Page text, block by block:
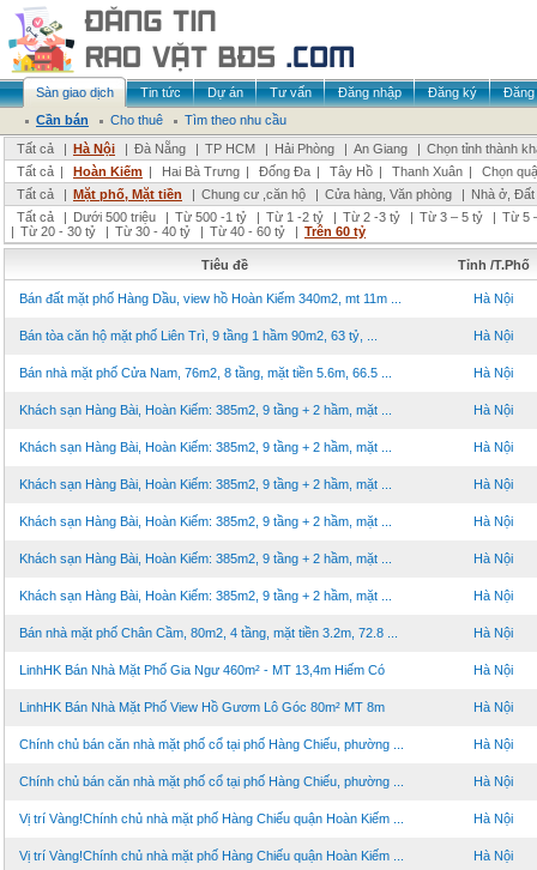
Sàn giao dịch Tin tức Dự án Tư vấn Đăng nhập Đăng ký
Đăng
Cần bán
Cho thuê
Tìm theo nhu cầu
Tất cả
| Hà Nội | Đà Nẵng | TP HCM | Hải Phòng | An Giang | Chọn tỉnh thành
Tất cả | Hoàn Kiếm | Hai Bà Trưng | Đống Đa | Tây Hồ | Thanh Xuân |
Chọn
Tất cả
| Mặt phố, Mặt tiền | Chung cư ,căn hộ | Cửa hàng, Văn phòng | Nhà ở,
Tất cả
| Dưới 500 triệu | Từ 500 -1 tỷ | Từ 1 -2 tỷ | Từ 2 -3 tỷ | Từ 3 – 5 tỷ | Từ 5
| Từ 20 - 30 tỷ | Từ 30 - 40 tỷ | Từ 40 - 60 tỷ | Trên 60 tỷ
Tiêu đề Tỉnh /T.Phố
Bán đất mặt phố Hàng Dầu, view hồ Hoàn Kiếm 340m2, mt 11m ... Hà Nội
Bán tòa căn hộ mặt phố Liên Trì, 9 tầng 1 hầm 90m2, 63 tỷ, ... Hà Nội
Bán nhà mặt phố Cửa Nam, 76m2, 8 tầng, mặt tiền 5.6m, 66.5 ... Hà Nội
Khách sạn Hàng Bài, Hoàn Kiếm: 385m2, 9 tầng + 2 hầm, mặt ... Hà Nội
Khách sạn Hàng Bài, Hoàn Kiếm: 385m2, 9 tầng + 2 hầm, mặt ... Hà Nội
Khách sạn Hàng Bài, Hoàn Kiếm: 385m2, 9 tầng + 2 hầm, mặt ... Hà Nội
Khách sạn Hàng Bài, Hoàn Kiếm: 385m2, 9 tầng + 2 hầm, mặt ... Hà Nội
Khách sạn Hàng Bài, Hoàn Kiếm: 385m2, 9 tầng + 2 hầm, mặt ... Hà Nội
Khách sạn Hàng Bài, Hoàn Kiếm: 385m2, 9 tầng + 2 hầm, mặt ... Hà Nội
Bán nhà mặt phố Chân Cầm, 80m2, 4 tầng, mặt tiền 3.2m, 72.8 ... Hà Nội
LinhHK Bán Nhà Mặt Phố Gia Ngư 460m² - MT 13,4m Hiếm Có Hà Nội
LinhHK Bán Nhà Mặt Phố View Hồ Gươm Lô Góc 80m² MT 8m Hà Nội
Chính chủ bán căn nhà mặt phố cổ tại phố Hàng Chiếu, phường ... Hà Nội
Chính chủ bán căn nhà mặt phố cổ tại phố Hàng Chiếu, phường ... Hà Nội
Vị trí Vàng!Chính chủ nhà mặt phố Hàng Chiếu quận Hoàn Kiếm ... Hà Nội
Vị trí Vàng!Chính chủ nhà mặt phố Hàng Chiếu quận Hoàn Kiếm ... Hà Nội